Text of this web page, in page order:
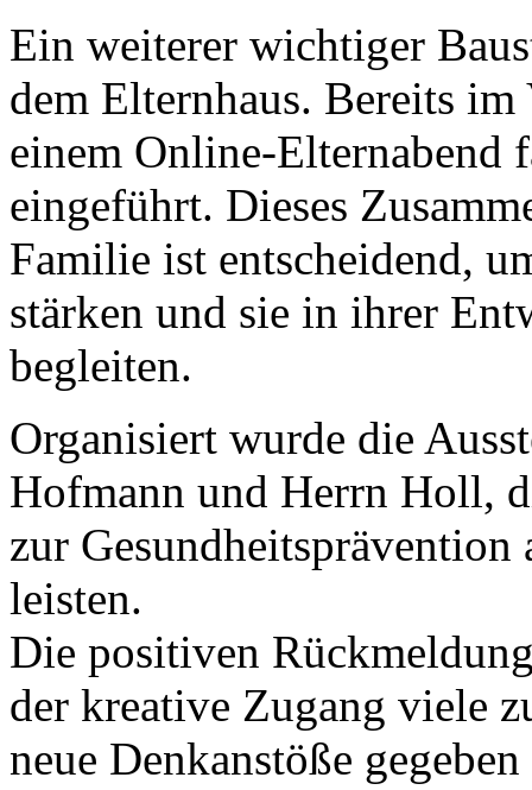
Ein weiterer wichtiger
dem Elternhaus. Bereits
einem Online-Elternabend
eingeführt. Dieses
Familie ist entscheidend,
stärken und sie in ihrer
begleiten.
Organisiert wurde die
Hofmann und Herrn Holl,
zur Gesundheitsprävention
leisten.
Die positiven
der kreative Zugang viele
neue Denkanstöße